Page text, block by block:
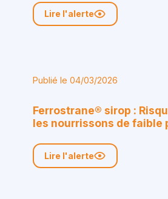
Lire l'alerte
Publié le 04/03/2026
Ferrostrane® sirop :
les nourrissons de faible
Lire l'alerte